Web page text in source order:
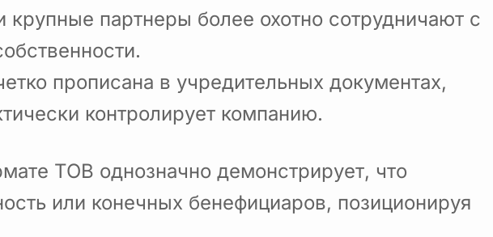
партнеры более охотно сотрудничают с
прописана в учредительных документах,
контролирует компанию.
ТОВ однозначно демонстрирует, что
или конечных бенефициаров, позиционируя